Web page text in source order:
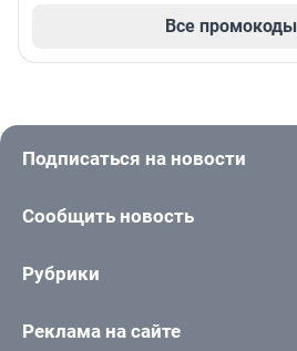
Все промокоды
Подписаться на новости
Сообщить новость
Рубрики
Реклама на сайте